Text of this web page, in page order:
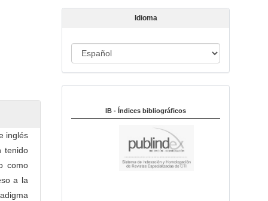
inglés
tenido
como
a la
t
Idioma
d
m
IB - Índices bibliográficos